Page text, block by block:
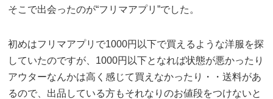
そこで出会ったのが“フリマアプリ”でした。
初めはフリマアプリで1000円以下で買えるような洋服を探
していたのですが、1000円以下となれば状態が悪かったり
アウターなんかは高く感じて買えなかったり・・送料があ
るので、出品している方もそれなりのお値段をつけないと